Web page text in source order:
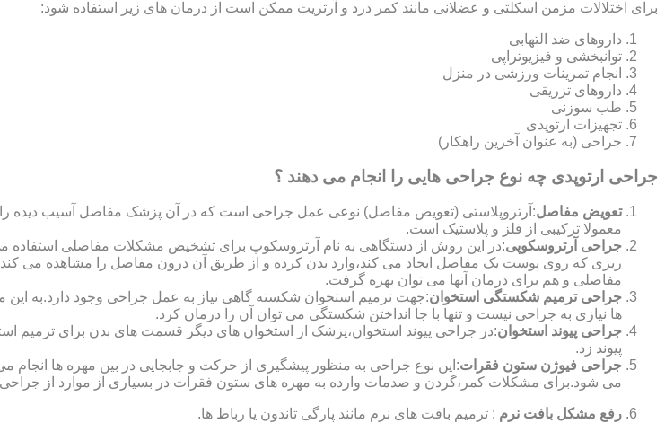
برای اختلالات مزمن اسکلتی و عضلانی مانند کمر درد و آرتریت ممکن است از درمان های زیر استفاده شود:
داروهای ضد التهابی
توانبخشی و فیزیوتراپی
انجام تمرینات ورزشی در منزل
داروهای تزریقی
طب سوزنی
تجهیزات ارتوپدی
جراحی (به عنوان آخرین راهکار)
جراحی ارتوپدی چه نوع جراحی هایی را انجام می دهند ؟
تعویض مفاصل:آرتروپلاستی (تعویض مفاصل) نوعی عمل جراحی است که در آن پزشک مفاصل آسیب دیده را
معمولا ترکیبی از فلز و پلاستیک است.
جراحی آرتروسکوپی:در این روش از دستگاهی به نام آرتروسکوپ برای تشخیص مشکلات مفاصلی
ریزی که روی پوست یک مفاصل ایجاد می کند،وارد بدن کرده و از طریق آن درون مفاصل را مشاهده می
مفاصلی و هم برای درمان آنها می توان بهره گرفت.
جراحی ترمیم شکستگی استخوان:جهت ترمیم استخوان شکسته گاهی نیاز به عمل جراحی وجود دارد.به این
ها نیازی به جراحی نیست و تنها با جا انداختن شکستگی می توان آن را درمان کرد.
جراحی پیوند استخوان:در جراحی پیوند استخوان،پزشک از استخوان های دیگر قسمت های بدن برای ترمیم
پیوند زد.
جراحی فیوژن ستون فقرات:این نوع جراحی به منظور پیشگیری از حرکت و جابجایی در بین مهره ها
می شود.برای مشکلات کمر،گردن و صدمات وارده به مهره های ستون فقرات در بسیاری از موارد از
رفع مشکل بافت نرم : ترمیم بافت های نرم مانند پارگی تاندون یا رباط ها.